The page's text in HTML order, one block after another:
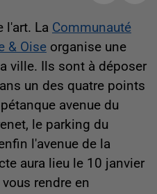
l'art. La Communauté
& Oise organise une
ville. Ils sont à déposer
un des quatre points
avenue du
le parking du
l'avenue de la
aura lieu le 10 janvier
rendre en